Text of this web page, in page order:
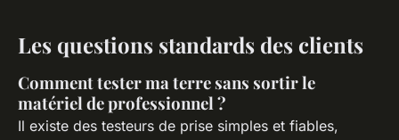
Les questions standards des clients
Comment tester ma terre sans sortir le
matériel de professionnel ?
Il existe des testeurs de prise simples et fiables,